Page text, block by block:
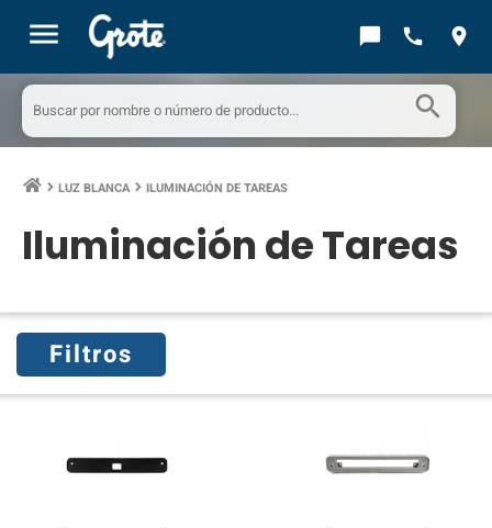
menu chat_bubble call location_on
search
keyboard_arrow_right LUZ BLANCA keyboard_arrow_right ILUMINACIÓN DE TAREAS
Iluminación de Tareas
Filtros